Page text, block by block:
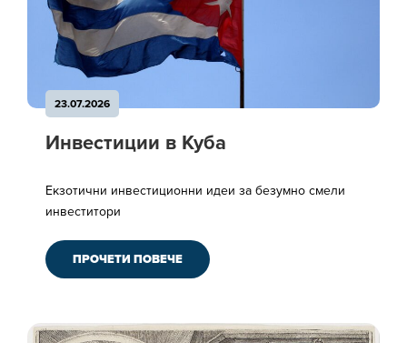
23.07.2026
Инвестиции в Куба
Екзотични инвестиционни идеи за безумно смели
инвеститори
ПРОЧЕТИ ПОВЕЧЕ